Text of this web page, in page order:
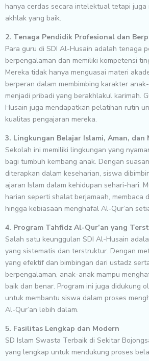
hanya cerdas secara intelektual tetapi juga
akhlak yang baik.
2. Tenaga Pendidik Profesional dan
Para guru di SDI Al-Husain adalah tenaga
berpengalaman dan memiliki kompetensi
Mereka tidak hanya menguasai materi
berperan dalam membimbing karakter
menjadi pribadi yang berakhlakul karimah.
Husain juga mendapatkan pelatihan rutin
kualitas pengajaran mereka.
3. Lingkungan Belajar Islami, Aman, dan
Sekolah ini memiliki lingkungan yang
bagi tumbuh kembang anak. Dengan
diterapkan dalam keseharian, siswa
ajaran Islam dalam kehidupan sehari-hari.
harian seperti shalat berjamaah, membaca
hingga kebiasaan menghafal Al-Qur’an
4. Program Tahfidz Al-Qur’an yang
Salah satu keunggulan SDI Al-Husain
yang sistematis dan terstruktur. Dengan
yang efektif dan bimbingan dari ustadz
berpengalaman, anak-anak mampu
baik dan benar. Program ini juga didukung
untuk membantu siswa dalam proses
Al-Qur’an lebih dalam.
5. Fasilitas Lengkap dan Modern
SD Islam Swasta Terbaik di Sekitar
yang lengkap untuk mendukung proses